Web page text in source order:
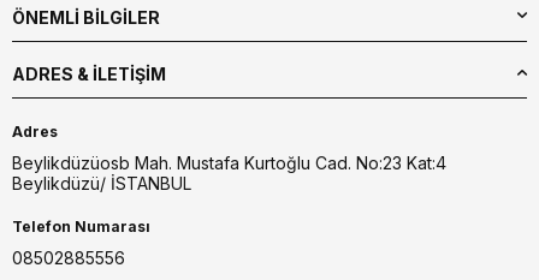
ÖNEMLİ BİLGİLER
ADRES & İLETIŞIM
Adres
Beylikdüzüosb Mah. Mustafa Kurtoğlu Cad. No:23 Kat:4
Beylikdüzü/ İSTANBUL
Telefon Numarası
08502885556